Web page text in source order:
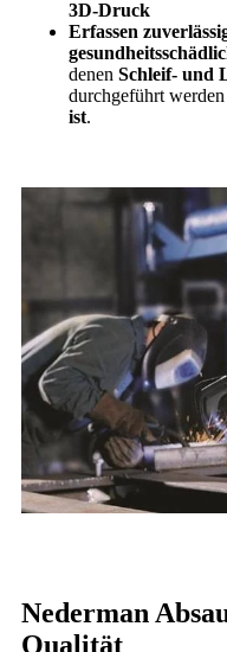
3D-Druck
Erfassen
denen Schleif- und
durchgeführt
ist.
Nederman
Qualität